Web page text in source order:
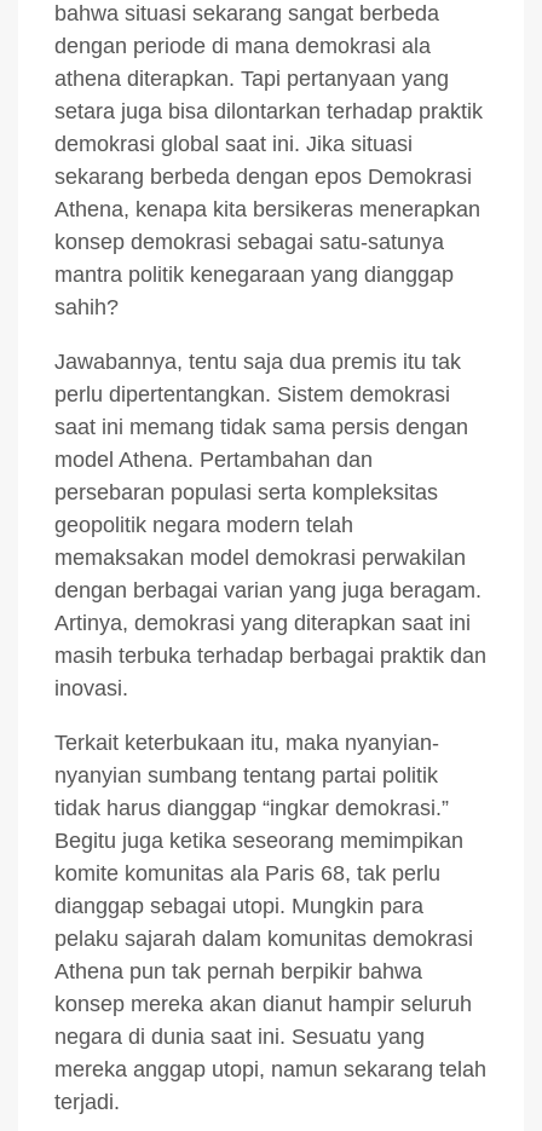
bahwa situasi sekarang sangat berbeda
dengan periode di mana demokrasi ala
athena diterapkan. Tapi pertanyaan yang
setara juga bisa dilontarkan terhadap praktik
demokrasi global saat ini. Jika situasi
sekarang berbeda dengan epos Demokrasi
Athena, kenapa kita bersikeras menerapkan
konsep demokrasi sebagai satu-satunya
mantra politik kenegaraan yang dianggap
sahih?
Jawabannya, tentu saja dua premis itu tak
perlu dipertentangkan. Sistem demokrasi
saat ini memang tidak sama persis dengan
model Athena. Pertambahan dan
persebaran populasi serta kompleksitas
geopolitik negara modern telah
memaksakan model demokrasi perwakilan
dengan berbagai varian yang juga beragam.
Artinya, demokrasi yang diterapkan saat ini
masih terbuka terhadap berbagai praktik dan
inovasi.
Terkait keterbukaan itu, maka nyanyian-
nyanyian sumbang tentang partai politik
tidak harus dianggap “ingkar demokrasi.”
Begitu juga ketika seseorang memimpikan
komite komunitas ala Paris 68, tak perlu
dianggap sebagai utopi. Mungkin para
pelaku sajarah dalam komunitas demokrasi
Athena pun tak pernah berpikir bahwa
konsep mereka akan dianut hampir seluruh
negara di dunia saat ini. Sesuatu yang
mereka anggap utopi, namun sekarang telah
terjadi.